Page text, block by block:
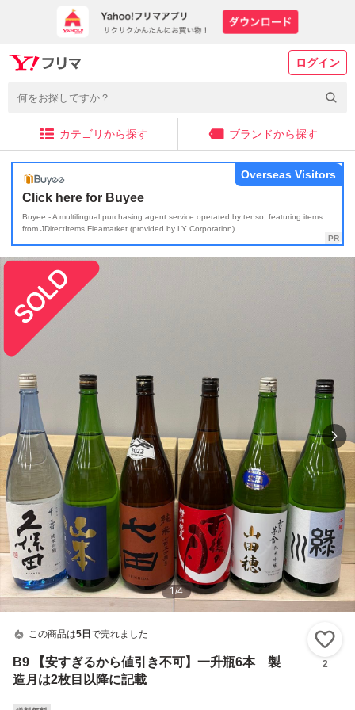
ログイン
カテゴリから探す ブランドから探す
Click here for Buyee
Buyee - A multilingual purchasing agent service operated by tenso, featuring items
from JDirectItems Fleamarket (provided by LY Corporation)
Overseas Visitors
1/4
この商品は5日 で売れました
B9 【安すぎるから値引き不可】一升瓶6本 製
造月は2枚目以降に記載
2